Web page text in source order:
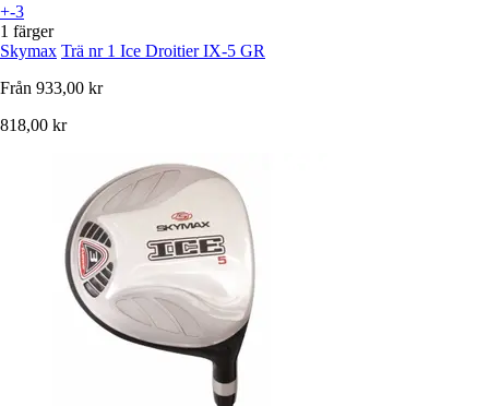
+-3
1 färger
Skymax Trä nr 1 Ice Droitier IX-5 GR
Från 933,00 kr
818,00 kr